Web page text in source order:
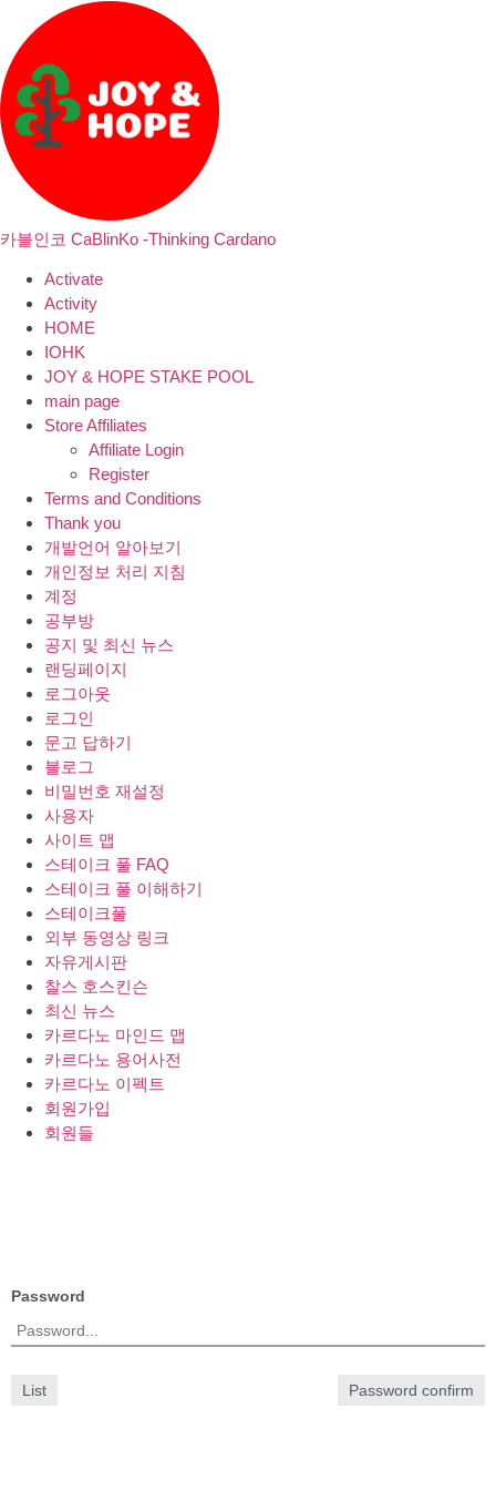
카블인코 CaBlinKo -Thinking Cardano
Activate
Activity
HOME
IOHK
JOY & HOPE STAKE POOL
main page
Store Affiliates
Affiliate Login
Register
Terms and Conditions
Thank you
개발언어 알아보기
개인정보 처리 지침
계정
공부방
공지 및 최신 뉴스
랜딩페이지
로그아웃
로그인
문고 답하기
블로그
비밀번호 재설정
사용자
사이트 맵
스테이크 풀 FAQ
스테이크 풀 이해하기
스테이크풀
외부 동영상 링크
자유게시판
찰스 호스킨슨
최신 뉴스
카르다노 마인드 맵
카르다노 용어사전
카르다노 이펙트
회원가입
회원들
Password
List Password confirm